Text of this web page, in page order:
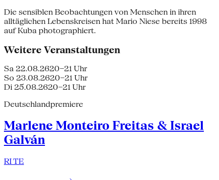
Die sensiblen Beobachtungen von Menschen in ihren
alltäglichen Lebenskreisen hat Mario Niese bereits 1998
auf Kuba photographiert.
Weitere Veranstaltungen
Sa 22.08.2620–21 Uhr
So 23.08.2620–21 Uhr
Di 25.08.2620–21 Uhr
Deutschlandpremiere
Marlene Monteiro Freitas & Israel
Galván
RI TE